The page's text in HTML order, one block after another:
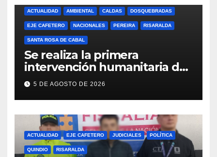
(RISARALDA)
ACTUALIDAD AMBIENTAL CALDAS DOSQUEBRADAS
EJE CAFETERO NACIONALES PEREIRA RISARALDA
SANTA ROSA DE CABAL
Se realiza la primera
intervención humanitaria de
la UBPD en el Cementerio
San Camilo de Pereira
5 DE AGOSTO DE 2026
ACTUALIDAD EJE CAFETERO JUDICIALES POLÍTICA
QUINDIO RISARALDA